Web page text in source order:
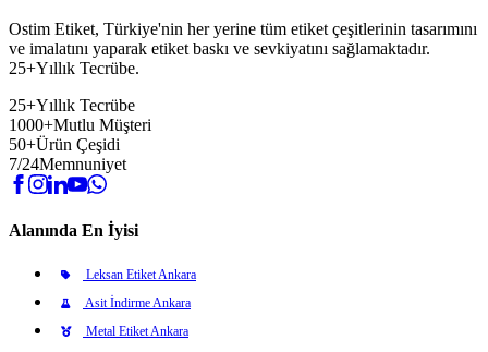
Ostim Etiket, Türkiye'nin her yerine tüm etiket çeşitlerinin tasarımını
ve imalatını yaparak etiket baskı ve sevkiyatını sağlamaktadır.
25+Yıllık Tecrübe.
25+Yıllık Tecrübe
1000+Mutlu Müşteri
50+Ürün Çeşidi
7/24Memnuniyet
Alanında En İyisi
Leksan Etiket Ankara
Asit İndirme Ankara
Metal Etiket Ankara